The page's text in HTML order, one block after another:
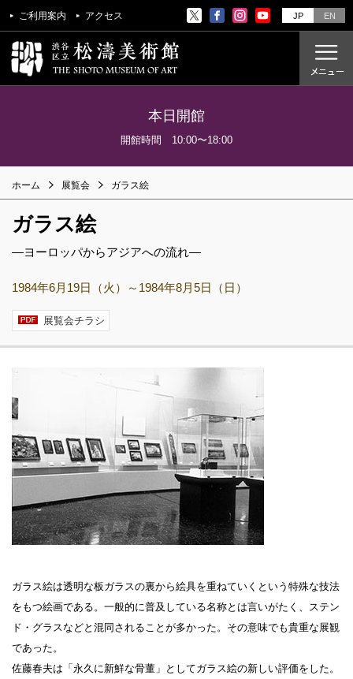
ご利用案内 アクセス JP EN
開催中の展覧会
これからの展覧会
これからのイベント
美術教室
過去のイベント
設計者 白井晟一
建設計画から開館まで
事業記録
本日開館
開館時間 10:00〜18:00
ホーム 展覧会 ガラス絵
ガラス絵
―ヨーロッパからアジアへの流れ―
1984年6月19日（火）～1984年8月5日（日）
展覧会チラシ
ガラス絵は透明な板ガラスの裏から絵具を重ねていくという特殊な技法
をもつ絵画である。一般的に普及している名称とは言いがたく、ステン
ド・グラスなどと混同されることが多かった。その意味でも貴重な展観
であった。
佐藤春夫は「永久に新鮮な骨董」としてガラス絵の新しい評価をした。